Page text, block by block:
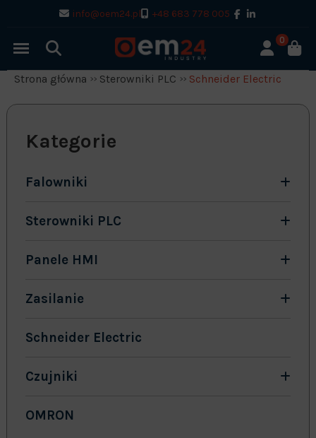
info@oem24.pl +48 683 778 005
0
Strona główna Sterowniki PLC Schneider Electric
Kategorie
Falowniki
Sterowniki PLC
Panele HMI
Zasilanie
Schneider Electric
Czujniki
OMRON